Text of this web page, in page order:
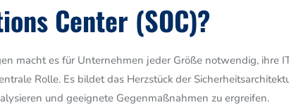
Center (SOC)?
macht es für Unternehmen jeder Größe notwendig, ihre
Rolle. Es bildet das Herzstück der
und geeignete Gegenmaßnahmen zu ergreifen.